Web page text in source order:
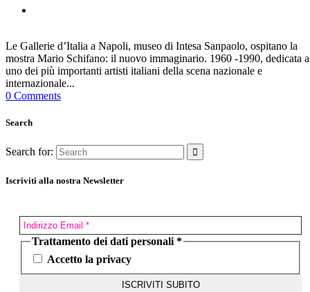
Le Gallerie d’Italia a Napoli, museo di Intesa Sanpaolo, ospitano la
mostra Mario Schifano: il nuovo immaginario. 1960 -1990, dedicata a
uno dei più importanti artisti italiani della scena nazionale e
internazionale...
0 Comments
Search
Search for:
Iscriviti alla nostra Newsletter
Trattamento dei dati personali *
Accetto la privacy